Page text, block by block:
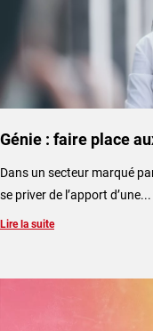
Génie : faire place
Dans un secteur marqué
se priver de l’apport d’une...
Lire la suite